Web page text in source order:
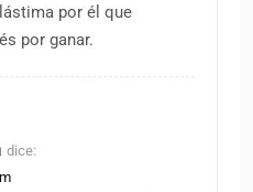
por él que
por ganar.
dice: